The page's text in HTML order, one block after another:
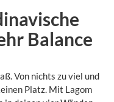
Balance
Von nichts zu viel und
Platz. Mit Lagom